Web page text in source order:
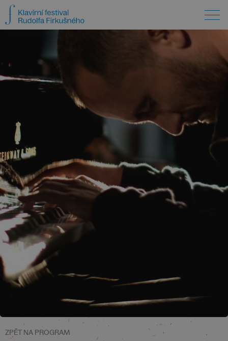
ZPĚT NA PROGRAM